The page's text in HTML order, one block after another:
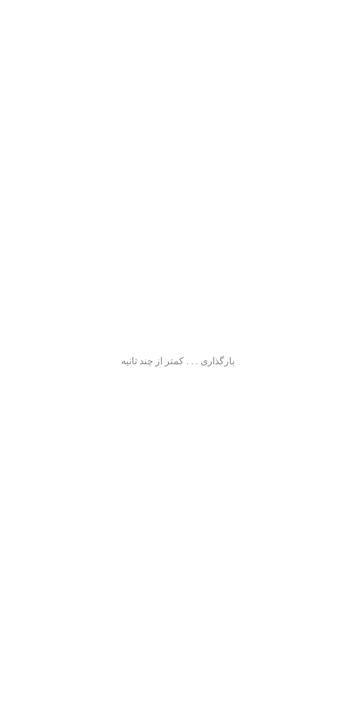
بارگذاری . . . کمتر از چند ثانیه